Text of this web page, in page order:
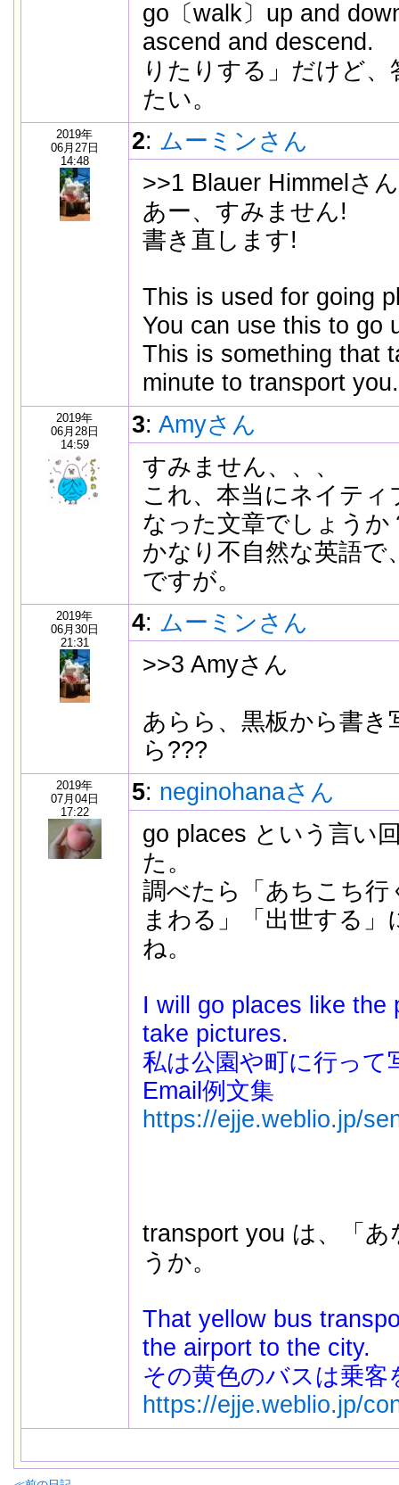
go〔walk〕up and
ascend and
りたりする」だけど
たい。
2019年
06月27日
14:48
2: ムーミンさん
>>1 Blauer Himmelさん
あー、すみません!
書き直します!
This is used for going
You can use this to go
This is something that
minute to transport you.
2019年
06月28日
14:59
3: Amyさん
すみません、、、
これ、本当にネイテ
なった文章でしょうか
かなり不自然な英語で
ですが。
2019年
06月30日
21:31
4: ムーミンさん
>>3 Amyさん
あらら、黒板から書き
ら???
2019年
07月04日
17:22
5: neginohanaさん
go places という言い
た。
調べたら「あちこち行
まわる」「出世する
ね。
I will go places like the
take pictures.
私は公園や町に行って
Email例文集
https://ejje.weblio.jp/
transport you は、「
うか。
That yellow bus
the airport to the city.
その黄色のバスは乗客
https://ejje.weblio.jp/